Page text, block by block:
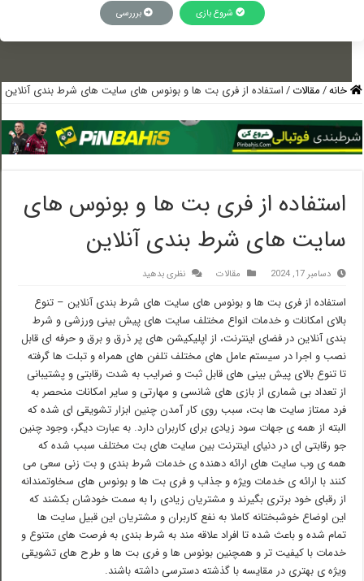
شروع بازی برررسی
خانه/مقالات/استفاده از فری بت ها و بونوس های سایت های شرط بندی آنلاین
استفاده از فری بت ها و بونوس های
سایت های شرط بندی آنلاین
دسامبر 17, 2024 مقالات نظری بدهید
استفاده از فری بت ها و بونوس های سایت های شرط بندی آنلاین – تنوع
بالای امکانات و خدمات انواع مختلف سایت های پیش بینی ورزشی و شرط
بندی آنلاین در فضای اینترنت، از اپلیکیشن های پر ذرق و برق و حرفه ای قابل
نصب و اجرا در سیستم عامل های مختلف تلفن های همراه و تبلت ها گرفته
تا تنوع بالای پیش بینی های قابل ثبت و ضرایب به شدت رقابتی و پشتیبانی
از تعداد بی شماری از بازی های شانسی و مهارتی و سایر امکانات منحصر به
فرد ممتاز سایت ها بت، سبب روی کار آمدن چنین ابزار تشویقی ای شده که
البته از همه ی جهات سود زیادی برای کاربران دارد. به عبارت دیگر، وجود چنین
جو رقابتی ای در دنیای اینترنت بین سایت های بت مختلف سبب شده که
همه ی وب سایت های ارائه دهنده ی خدمات شرط بندی و بت زنی سعی می
کنند با ارائه ی خدمات ویژه و جذاب و فری بت ها و بونوس های سخاوتمندانه
از رقبای خود برتری بگیرند و مشتریان زیادی را به سمت خودشان بکشند که
این اوضاع خوشبختانه کاملا به نفع کاربران و مشتریان این قبیل سایت ها
تمام شده و باعث شده تا افراد علاقه مند به شرط بندی به فرصت های متنوع و
خدمات با کیفیت تر و همچنین بونوس ها و فری بت ها و طرح های تشویقی
ویژه ی بهتری در مقایسه با گذشته دسترسی داشته باشند.